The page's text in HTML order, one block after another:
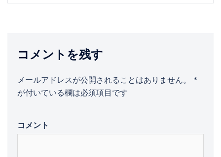
ゲ
ン
コメントを残す
メールアドレスが公開されることはありません。
*
が付いている欄は必須項目です
コメント